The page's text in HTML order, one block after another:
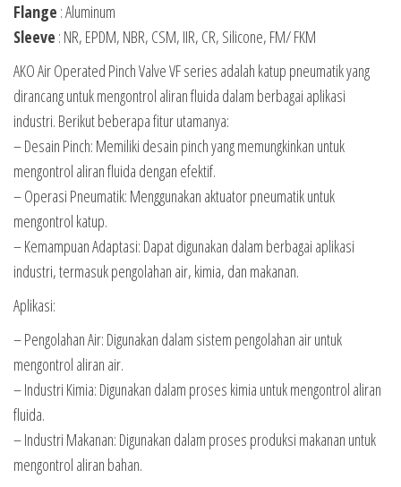
Flange : Aluminum
Sleeve : NR, EPDM, NBR, CSM, IIR, CR, Silicone, FM/ FKM
AKO Air Operated Pinch Valve VF series adalah katup pneumatik yang
dirancang untuk mengontrol aliran fluida dalam berbagai aplikasi
industri. Berikut beberapa fitur utamanya:
– Desain Pinch: Memiliki desain pinch yang memungkinkan untuk
mengontrol aliran fluida dengan efektif.
– Operasi Pneumatik: Menggunakan aktuator pneumatik untuk
mengontrol katup.
– Kemampuan Adaptasi: Dapat digunakan dalam berbagai aplikasi
industri, termasuk pengolahan air, kimia, dan makanan.
Aplikasi:
– Pengolahan Air: Digunakan dalam sistem pengolahan air untuk
mengontrol aliran air.
– Industri Kimia: Digunakan dalam proses kimia untuk mengontrol aliran
fluida.
– Industri Makanan: Digunakan dalam proses produksi makanan untuk
mengontrol aliran bahan.